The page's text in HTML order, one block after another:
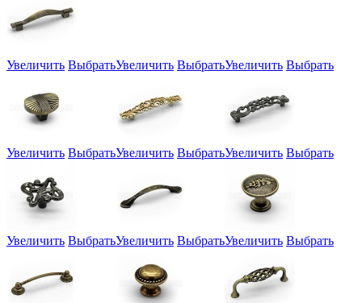
Увеличить ВыбратьУвеличить ВыбратьУвеличить Выбрать
Увеличить ВыбратьУвеличить ВыбратьУвеличить Выбрать
Увеличить ВыбратьУвеличить ВыбратьУвеличить Выбрать